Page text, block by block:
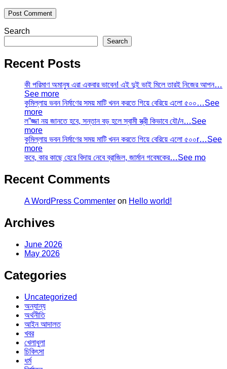
Search
Search
Recent Posts
কী পরিমাণ অমানুষ এরা একবার ভাবেন! এই দুই ভাই মিলে তারই নিজের আপন…
See more
কুমিল্লায় ভবন নির্মাণের সময় মাটি খনন করতে গিয়ে বেরিয়ে এলো ৫০০…See
more
ল”জ্জা নয় জানতে হবে, সন্তান বড় হলে স্বামী স্ত্রী কিভাবে যৌ/ন…See
more
কুমিল্লায় ভবন নির্মাণের সময় মাটি খনন করতে গিয়ে বেরিয়ে এলো ৫০০r…See
more
কবে, কার কাছে হেরে বিদায় নেবে ব্রাজিল, জার্মান গবেষকের…See mo
Recent Comments
A WordPress Commenter on Hello world!
Archives
June 2026
May 2026
Categories
Uncategorized
অন্যান্য
অর্থনীতি
আইন আদালত
খবর
খেলাধুলা
চিকিৎসা
ধর্ম